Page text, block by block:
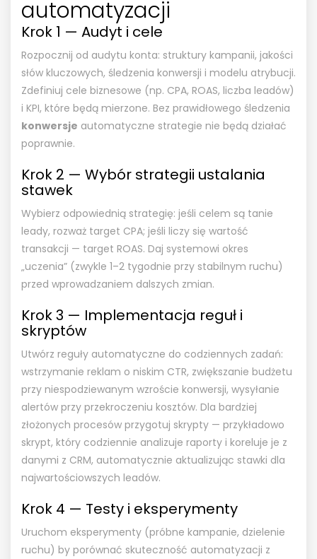
automatyzacji
Krok 1 — Audyt i cele
Rozpocznij od audytu konta: struktury kampanii, jakości
słów kluczowych, śledzenia konwersji i modelu atrybucji.
Zdefiniuj cele biznesowe (np. CPA, ROAS, liczba leadów)
i KPI, które będą mierzone. Bez prawidłowego śledzenia
konwersje automatyczne strategie nie będą działać
poprawnie.
Krok 2 — Wybór strategii ustalania
stawek
Wybierz odpowiednią strategię: jeśli celem są tanie
leady, rozważ target CPA; jeśli liczy się wartość
transakcji — target ROAS. Daj systemowi okres
„uczenia” (zwykle 1–2 tygodnie przy stabilnym ruchu)
przed wprowadzaniem dalszych zmian.
Krok 3 — Implementacja reguł i
skryptów
Utwórz reguły automatyczne do codziennych zadań:
wstrzymanie reklam o niskim CTR, zwiększanie budżetu
przy niespodziewanym wzroście konwersji, wysyłanie
alertów przy przekroczeniu kosztów. Dla bardziej
złożonych procesów przygotuj skrypty — przykładowo
skrypt, który codziennie analizuje raporty i koreluje je z
danymi z CRM, automatycznie aktualizując stawki dla
najwartościowszych leadów.
Krok 4 — Testy i eksperymenty
Uruchom eksperymenty (próbne kampanie, dzielenie
ruchu) by porównać skuteczność automatyzacji z